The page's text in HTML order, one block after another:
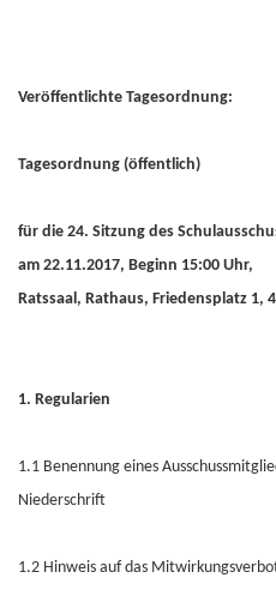
Veröffentlichte Tagesordnung:
Tagesordnung (öffentlich)
für die 24. Sitzung des
am 22.11.2017, Beginn 15:00 Uhr,
Ratssaal, Rathaus, Friedensplatz 1,
1. Regularien
1.1 Benennung eines
Niederschrift
1.2 Hinweis auf das